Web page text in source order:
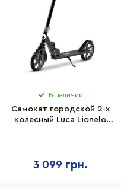
В наличии
Самокат городской 2-х
колесный Luca Lionelo
3 099 грн.